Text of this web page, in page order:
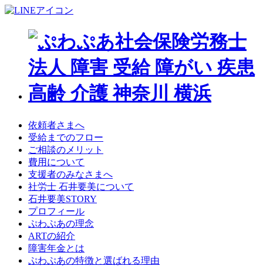
依頼者さまへ
受給までのフロー
ご相談のメリット
費用について
支援者のみなさまへ
社労士 石井要美について
石井要美STORY
プロフィール
ぷわぷあの理念
ARTの紹介
障害年金とは
ぷわぷあの特徴と選ばれる理由